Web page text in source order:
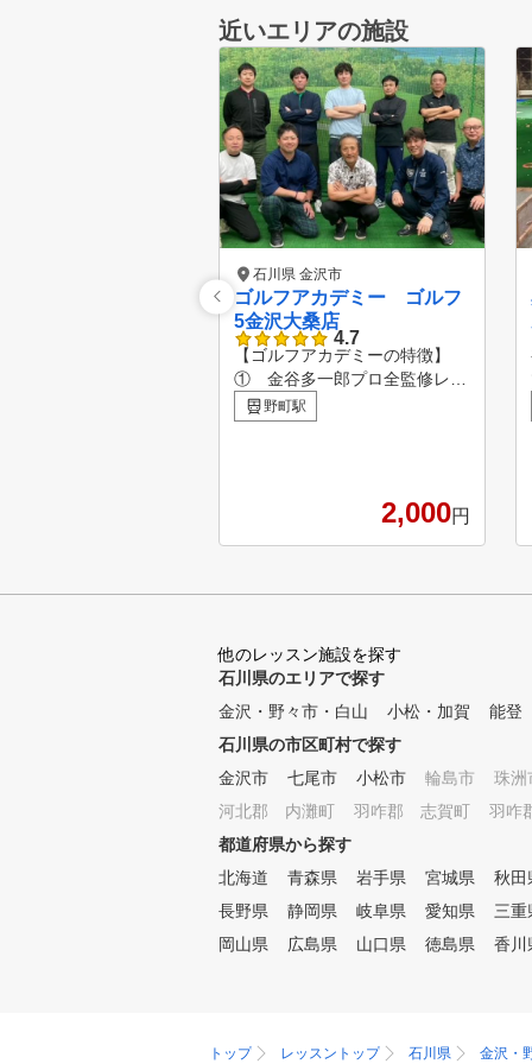
近いエリアの施設
石川県 金沢市
ゴルフアカデミー ゴルフ
5金沢大桑店
4.7
【ゴルフアカデミーの特徴】
① 金谷多一郎プロ全監修レッ
スン 入会者には、金谷
プロ監修レッスンテキストを無
間帯でレッスンを行っています
。 ③ 完全少人数体制のレッ
対して、プロインストラクター
内レッスン 夏は涼しく
、冬は暖かい、紫外線も気にな
らない。 ⑤ 初めての方から
上級者まで個別のカリキュラム
（ジュニアは小学1年生から）
初心者から中上級者まで
、個別にカリキュラムを作成し
。 ⑥ 練習器具を使ったドリ
ルレッスン 150種類以上
の練習方法より、受講生に合っ
た練習方法を提案します。 ⑦
ゴルフシミュレータによる仮
レッスン 初心者のコー
野町駅
2,000円
他のレッスン施設を探す
石川県のエリアで探す
金沢・野々市・白山
小松・加賀
能登
石川県の市区町村で探す
金沢市
七尾市 小松市 輪島市
珠洲
河北郡 内灘町
羽咋郡 志賀町
羽咋
都道府県から探す
北海道
青森県 岩手県 宮城県
秋田
長野県
静岡県 岐阜県 愛知県
三重
岡山県
広島県 山口県 徳島県 香川
トップ レッスントップ 石川県 金沢・